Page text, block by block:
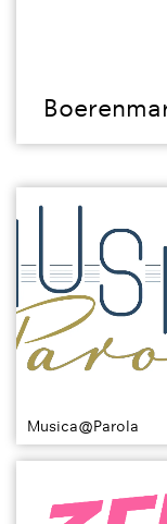
Musica@Parola